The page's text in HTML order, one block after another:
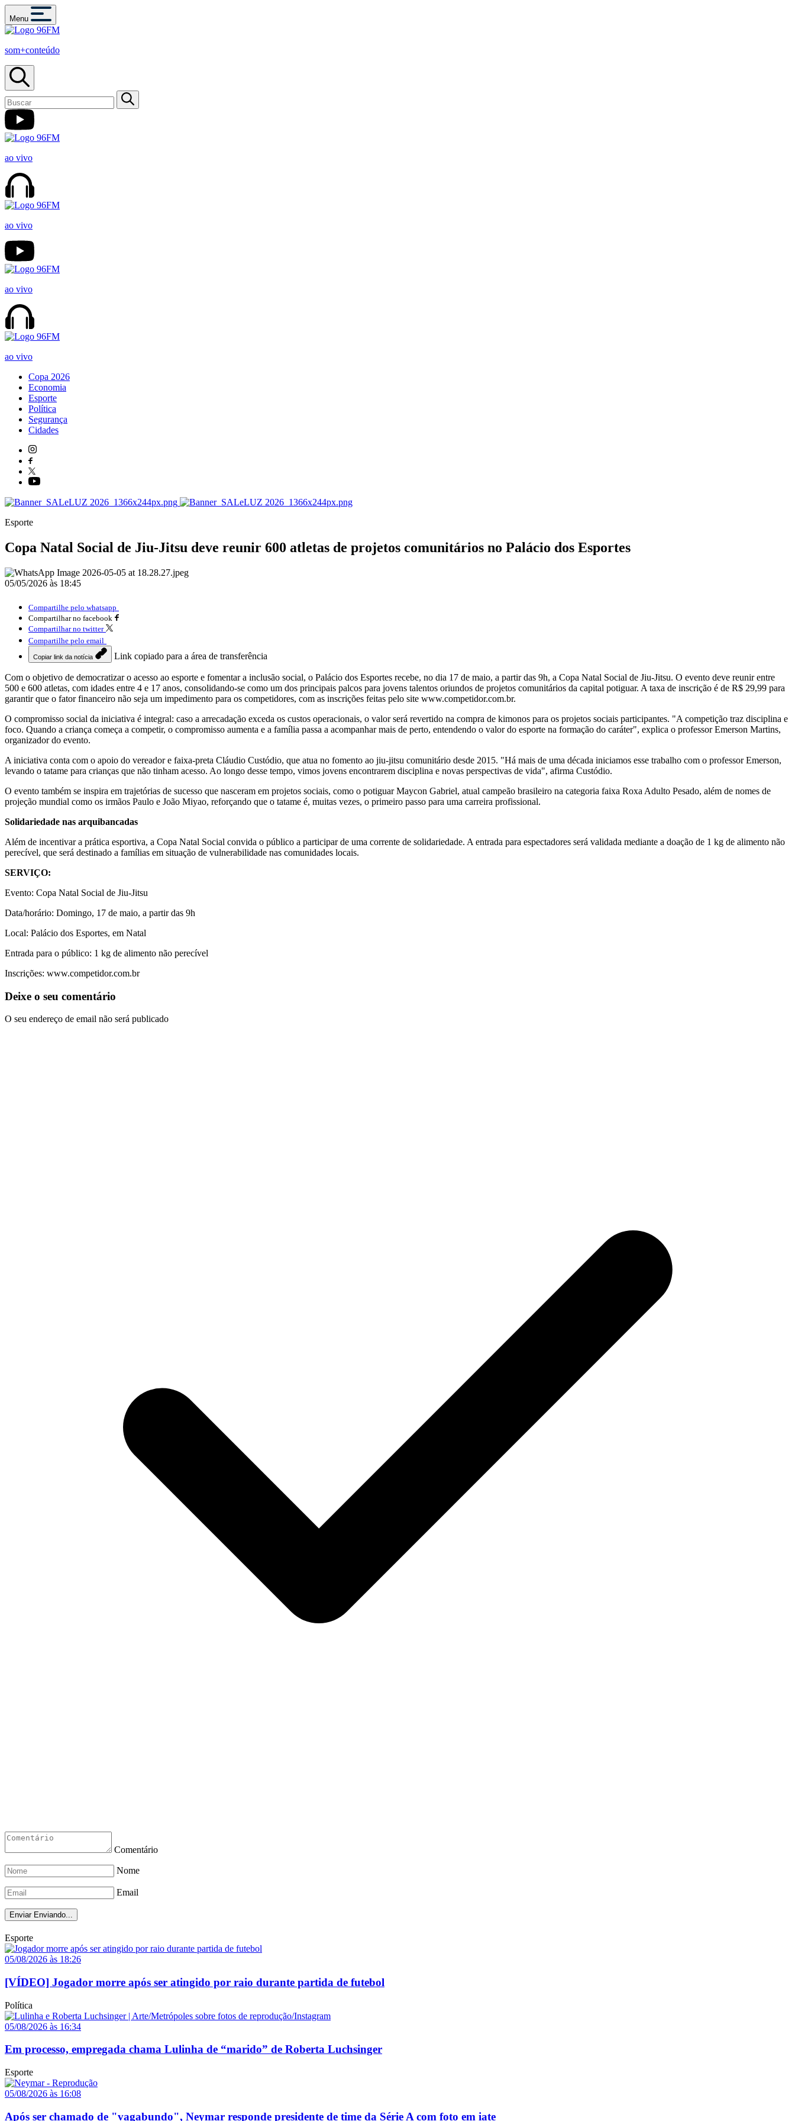
Menu
som+conteúdo
ao vivo
ao vivo
ao vivo
ao vivo
Copa 2026
Economia
Esporte
Política
Segurança
Cidades
Esporte
Copa Natal Social de Jiu-Jitsu deve reunir 600 atletas de projetos comunitários no Palácio dos Esportes
05/05/2026 às 18:45
Compartilhe pelo whatsapp
Compartilhar no facebook
Compartilhar no twitter
Compartilhe pelo email
Copiar link da notícia Link copiado para a área de transferência
Com o objetivo de democratizar o acesso ao esporte e fomentar a inclusão social, o Palácio dos Esportes recebe, no dia 17 de maio, a partir das 9h, a Copa Natal Social de Jiu-Jitsu. O evento deve reunir entre
500 e 600 atletas, com idades entre 4 e 17 anos, consolidando-se como um dos principais palcos para jovens talentos oriundos de projetos comunitários da capital potiguar. A taxa de inscrição é de R$ 29,99 para
garantir que o fator financeiro não seja um impedimento para os competidores, com as inscrições feitas pelo site www.competidor.com.br.
O compromisso social da iniciativa é integral: caso a arrecadação exceda os custos operacionais, o valor será revertido na compra de kimonos para os projetos sociais participantes. "A competição traz disciplina e
foco. Quando a criança começa a competir, o compromisso aumenta e a família passa a acompanhar mais de perto, entendendo o valor do esporte na formação do caráter", explica o professor Emerson Martins,
organizador do evento.
A iniciativa conta com o apoio do vereador e faixa-preta Cláudio Custódio, que atua no fomento ao jiu-jitsu comunitário desde 2015. "Há mais de uma década iniciamos esse trabalho com o professor Emerson,
levando o tatame para crianças que não tinham acesso. Ao longo desse tempo, vimos jovens encontrarem disciplina e novas perspectivas de vida", afirma Custódio.
O evento também se inspira em trajetórias de sucesso que nasceram em projetos sociais, como o potiguar Maycon Gabriel, atual campeão brasileiro na categoria faixa Roxa Adulto Pesado, além de nomes de
projeção mundial como os irmãos Paulo e João Miyao, reforçando que o tatame é, muitas vezes, o primeiro passo para uma carreira profissional.
Solidariedade nas arquibancadas
Além de incentivar a prática esportiva, a Copa Natal Social convida o público a participar de uma corrente de solidariedade. A entrada para espectadores será validada mediante a doação de 1 kg de alimento não
perecível, que será destinado a famílias em situação de vulnerabilidade nas comunidades locais.
SERVIÇO:
Evento: Copa Natal Social de Jiu-Jitsu
Data/horário: Domingo, 17 de maio, a partir das 9h
Local: Palácio dos Esportes, em Natal
Entrada para o público: 1 kg de alimento não perecível
Inscrições: www.competidor.com.br
Deixe o seu comentário
O seu endereço de email não será publicado
Comentário
Nome
Email
Enviar Enviando...
Esporte
05/08/2026 às 18:26
[VÍDEO] Jogador morre após ser atingido por raio durante partida de futebol
Política
05/08/2026 às 16:34
Em processo, empregada chama Lulinha de “marido” de Roberta Luchsinger
Esporte
05/08/2026 às 16:08
Após ser chamado de "vagabundo", Neymar responde presidente de time da Série A com foto em iate